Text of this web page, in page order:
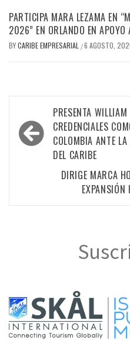
PARTICIPA MARA LEZAMA EN
2026” EN ORLANDO EN APOYO
BYCARIBE EMPRESARIAL /6 AGOSTO,
Navegación
de
entradas
PRESENTA
CREDENCIALES
COLOMBIA ANTE
DEL CARIBE
DIRIGE MARCA